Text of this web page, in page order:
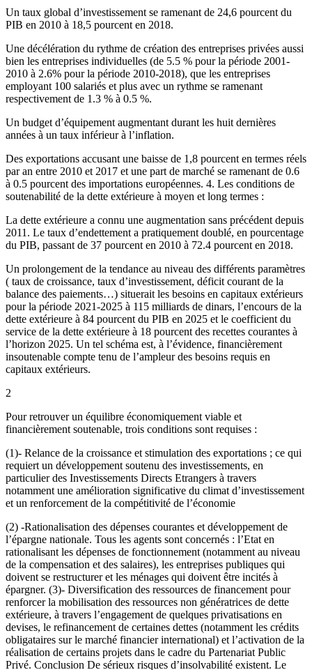
Un taux global d’investissement se ramenant de 24,6 pourcent du
PIB en 2010 à 18,5 pourcent en 2018.
Une décélération du rythme de création des entreprises privées aussi
bien les entreprises individuelles (de 5.5 % pour la période 2001-
2010 à 2.6% pour la période 2010-2018), que les entreprises
employant 100 salariés et plus avec un rythme se ramenant
respectivement de 1.3 % à 0.5 %.
Un budget d’équipement augmentant durant les huit dernières
années à un taux inférieur à l’inflation.
Des exportations accusant une baisse de 1,8 pourcent en termes réels
par an entre 2010 et 2017 et une part de marché se ramenant de 0.6
à 0.5 pourcent des importations européennes. 4. Les conditions de
soutenabilité de la dette extérieure à moyen et long termes :
La dette extérieure a connu une augmentation sans précédent depuis
2011. Le taux d’endettement a pratiquement doublé, en pourcentage
du PIB, passant de 37 pourcent en 2010 à 72.4 pourcent en 2018.
Un prolongement de la tendance au niveau des différents paramètres
( taux de croissance, taux d’investissement, déficit courant de la
balance des paiements…) situerait les besoins en capitaux extérieurs
pour la période 2021-2025 à 115 milliards de dinars, l’encours de la
dette extérieure à 84 pourcent du PIB en 2025 et le coefficient du
service de la dette extérieure à 18 pourcent des recettes courantes à
l’horizon 2025. Un tel schéma est, à l’évidence, financièrement
insoutenable compte tenu de l’ampleur des besoins requis en
capitaux extérieurs.
2
Pour retrouver un équilibre économiquement viable et
financièrement soutenable, trois conditions sont requises :
(1)- Relance de la croissance et stimulation des exportations ; ce qui
requiert un développement soutenu des investissements, en
particulier des Investissements Directs Etrangers à travers
notamment une amélioration significative du climat d’investissement
et un renforcement de la compétitivité de l’économie
(2) -Rationalisation des dépenses courantes et développement de
l’épargne nationale. Tous les agents sont concernés : l’Etat en
rationalisant les dépenses de fonctionnement (notamment au niveau
de la compensation et des salaires), les entreprises publiques qui
doivent se restructurer et les ménages qui doivent être incités à
épargner. (3)- Diversification des ressources de financement pour
renforcer la mobilisation des ressources non génératrices de dette
extérieure, à travers l’engagement de quelques privatisations en
devises, le refinancement de certaines dettes (notamment les crédits
obligataires sur le marché financier international) et l’activation de la
réalisation de certains projets dans le cadre du Partenariat Public
Privé. Conclusion De sérieux risques d’insolvabilité existent. Le